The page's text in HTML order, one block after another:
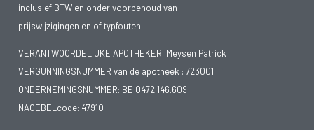
inclusief BTW en onder voorbehoud van
prijswijzigingen en of typfouten.
VERANTWOORDELIJKE APOTHEKER: Meysen Patrick
VERGUNNINGSNUMMER van de apotheek : 723001
ONDERNEMINGSNUMMER: BE 0472.146.609
NACEBELcode: 47910